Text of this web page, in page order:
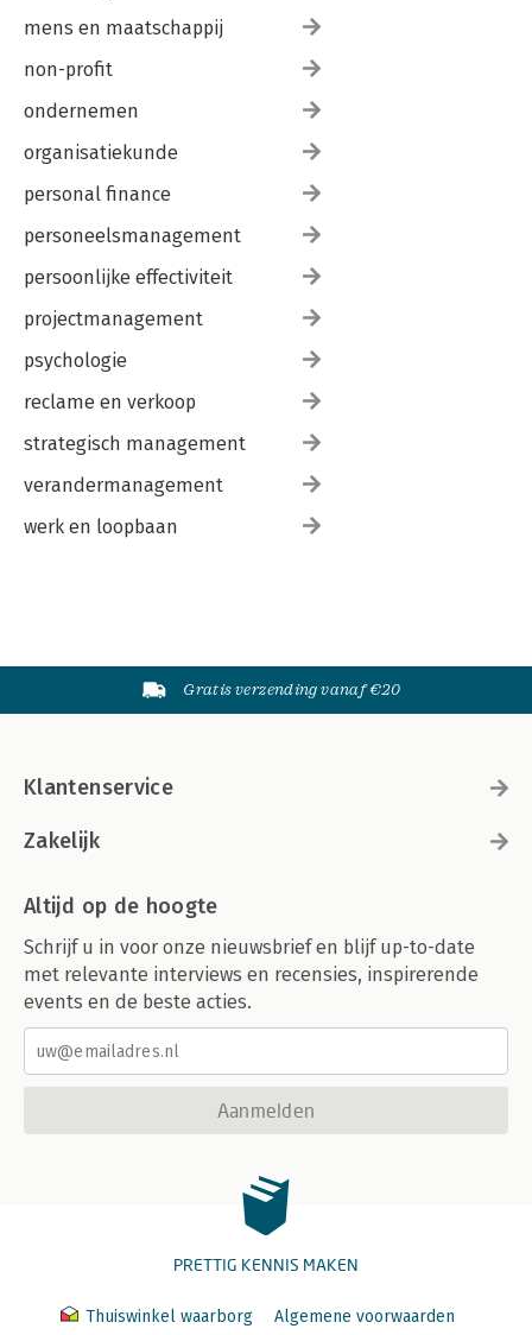
mens en maatschappij
non-profit
ondernemen
organisatiekunde
personal finance
personeelsmanagement
persoonlijke effectiviteit
projectmanagement
psychologie
reclame en verkoop
strategisch management
verandermanagement
werk en loopbaan
Gratis verzending vanaf €20
Klantenservice
Zakelijk
Altijd op de hoogte
Schrijf u in voor onze nieuwsbrief en blijf up-to-date
met relevante interviews en recensies, inspirerende
events en de beste acties.
Aanmelden
PRETTIG KENNIS MAKEN
Thuiswinkel waarborg Algemene voorwaarden